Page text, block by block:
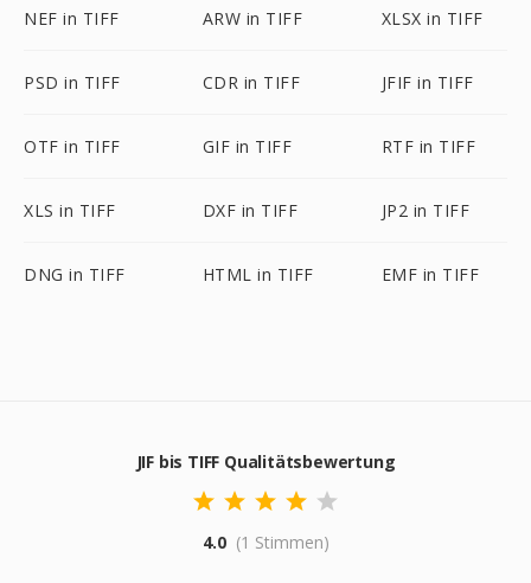
NEF in TIFF ARW in TIFF XLSX in TIFF
PSD in TIFF CDR in TIFF JFIF in TIFF
OTF in TIFF GIF in TIFF RTF in TIFF
XLS in TIFF DXF in TIFF JP2 in TIFF
DNG in TIFF HTML in TIFF EMF in TIFF
JIF bis TIFF Qualitätsbewertung
4.0 (1 Stimmen)